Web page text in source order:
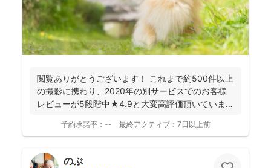
閲覧ありがとうございます！ これまで約500件以上
の撮影に携わり、2020年の別サービスでのお客様
レビューが5段階中★4.9と大変高評価頂いていま
予約承諾率： -- 最終アクティブ： 7日以上前
のぶ